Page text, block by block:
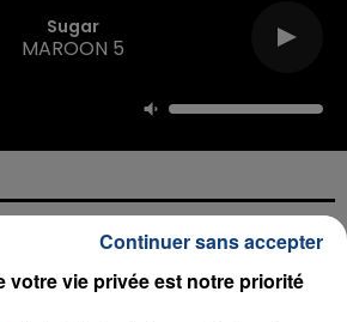
Sugar
MAROON 5
votre vie privée est notre priorité
Continuer sans accepter